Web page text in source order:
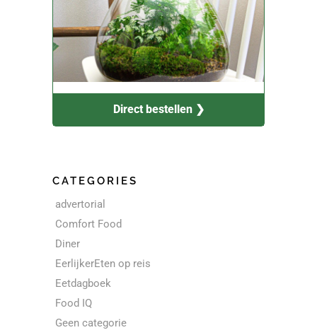
Direct bestellen ❯
CATEGORIES
advertorial
Comfort Food
Diner
EerlijkerEten op reis
Eetdagboek
Food IQ
Geen categorie